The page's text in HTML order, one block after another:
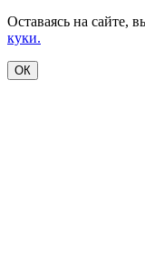
Оставаясь на сайте,
куки.
ОК